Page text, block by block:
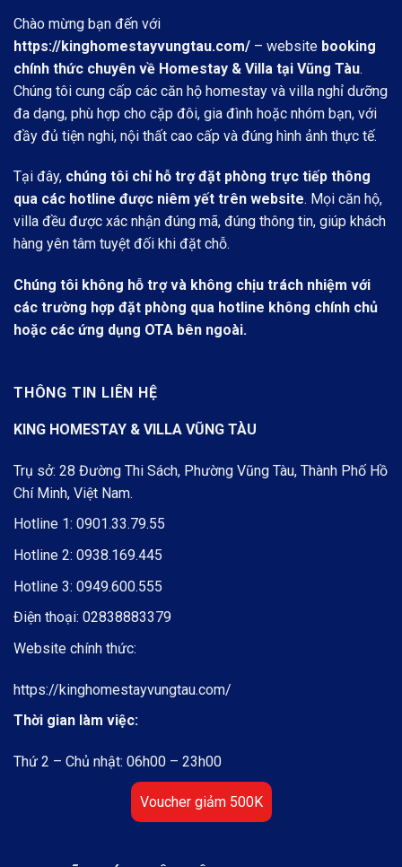
Chào mừng bạn đến với
https://kinghomestayvungtau.com/ – website booking
chính thức chuyên về Homestay & Villa tại Vũng Tàu.
Chúng tôi cung cấp các căn hộ homestay và villa nghỉ dưỡng
đa dạng, phù hợp cho cặp đôi, gia đình hoặc nhóm bạn, với
đầy đủ tiện nghi, nội thất cao cấp và đúng hình ảnh thực tế.
Tại đây, chúng tôi chỉ hỗ trợ đặt phòng trực tiếp thông
qua các hotline được niêm yết trên website. Mọi căn hộ,
villa đều được xác nhận đúng mã, đúng thông tin, giúp khách
hàng yên tâm tuyệt đối khi đặt chỗ.
Chúng tôi không hỗ trợ và không chịu trách nhiệm với
các trường hợp đặt phòng qua hotline không chính chủ
hoặc các ứng dụng OTA bên ngoài.
THÔNG TIN LIÊN HỆ
KING HOMESTAY & VILLA VŨNG TÀU
Trụ sở: 28 Đường Thi Sách, Phường Vũng Tàu, Thành Phố Hồ
Chí Minh, Việt Nam.
Hotline 1: 0901.33.79.55
Hotline 2: 0938.169.445
Hotline 3: 0949.600.555
Điện thoại: 02838883379
Website chính thức:
https://kinghomestayvungtau.com/
Thời gian làm việc:
Thứ 2 – Chủ nhật: 06h00 – 23h00
Voucher giảm 500K